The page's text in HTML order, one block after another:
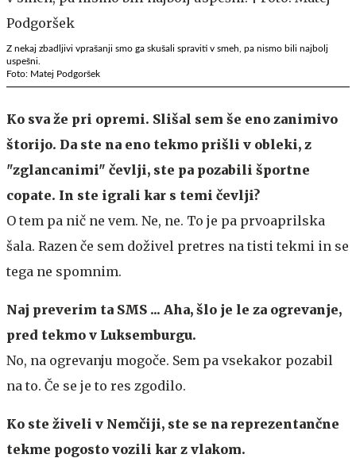
Z nekaj zbadljivi vprašanji smo ga skušali spraviti v smeh, pa nismo bili najbolj
uspešni.
Foto: Matej Podgoršek
Ko sva že pri opremi. Slišal sem še eno zanimivo
štorijo. Da ste na eno tekmo prišli v obleki, z
"zglancanimi" čevlji, ste pa pozabili športne
copate. In ste igrali kar s temi čevlji?
O tem pa nič ne vem. Ne, ne. To je pa prvoaprilska
šala. Razen če sem doživel pretres na tisti tekmi in se
tega ne spomnim.
Naj preverim ta SMS ... Aha, šlo je le za ogrevanje,
pred tekmo v Luksemburgu.
No, na ogrevanju mogoče. Sem pa vsekakor pozabil
na to. Če se je to res zgodilo.
Ko ste živeli v Nemčiji, ste se na reprezentančne
tekme pogosto vozili kar z vlakom.